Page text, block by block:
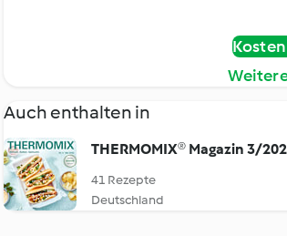
Auch enthalten in
THERMOMIX® Magazin 3/
41 Rezepte
Deutschland